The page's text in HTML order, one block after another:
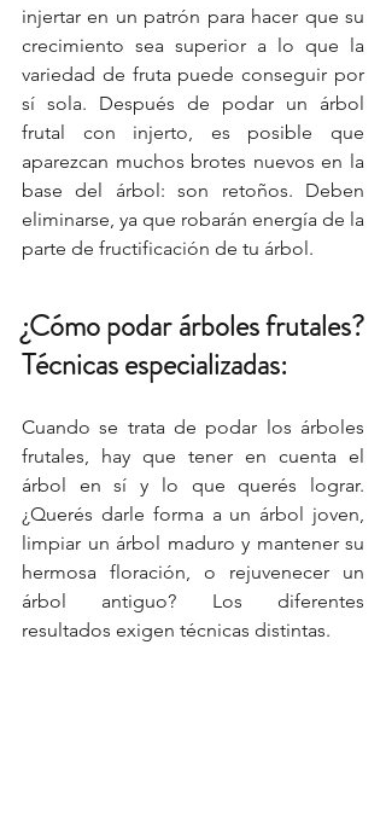
injertar en un patrón para hacer que su
crecimiento sea superior a lo que la
variedad de fruta puede conseguir por
sí sola. Después de podar un árbol
frutal con injerto, es posible que
aparezcan muchos brotes nuevos en la
base del árbol: son retoños. Deben
eliminarse, ya que robarán energía de la
parte de fructificación de tu árbol.
¿Cómo podar árboles frutales?
Técnicas especializadas:
Cuando se trata de podar los árboles
frutales, hay que tener en cuenta el
árbol en sí y lo que querés lograr.
¿Querés darle forma a un árbol joven,
limpiar un árbol maduro y mantener su
hermosa floración, o rejuvenecer un
árbol antiguo? Los diferentes
resultados exigen técnicas distintas.